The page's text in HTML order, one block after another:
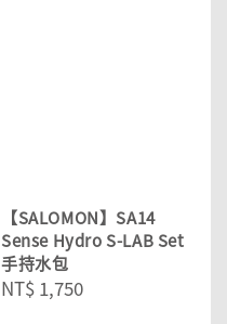
【SALOMON】SA14
Sense Hydro S-LAB Set
手持水包
Regular
NT$ 1,750